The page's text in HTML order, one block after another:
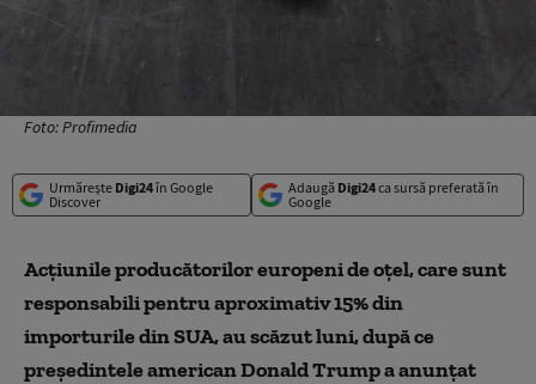
Foto: Profimedia
Urmărește Digi24în Google
Discover
Adaugă Digi24ca sursă preferată în
Google
Acţiunile producătorilor europeni de oţel, care sunt
responsabili pentru aproximativ 15% din
importurile din SUA, au scăzut luni, după ce
preşedintele american Donald Trump a anunţat